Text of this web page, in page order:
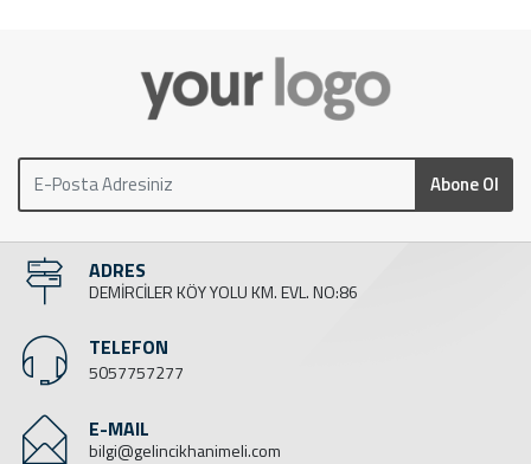
Abone Ol
ADRES
DEMİRCİLER KÖY YOLU KM. EVL. NO:86
TELEFON
5057757277
E-MAIL
bilgi@gelincikhanimeli.com